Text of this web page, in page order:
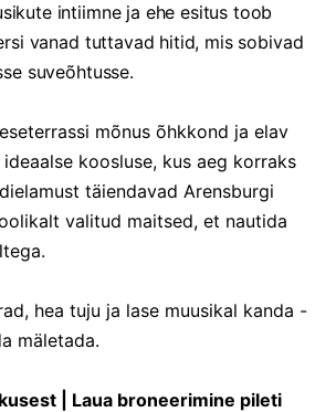
intiimne ja ehe esitus toob
vanad tuttavad hitid, mis sobivad
suveõhtusse.
mõnus õhkkond ja elav
koosluse, kus aeg korraks
täiendavad Arensburgi
valitud maitsed, et nautida
hea tuju ja lase muusikal kanda -
mäletada.
| Laua broneerimine pileti